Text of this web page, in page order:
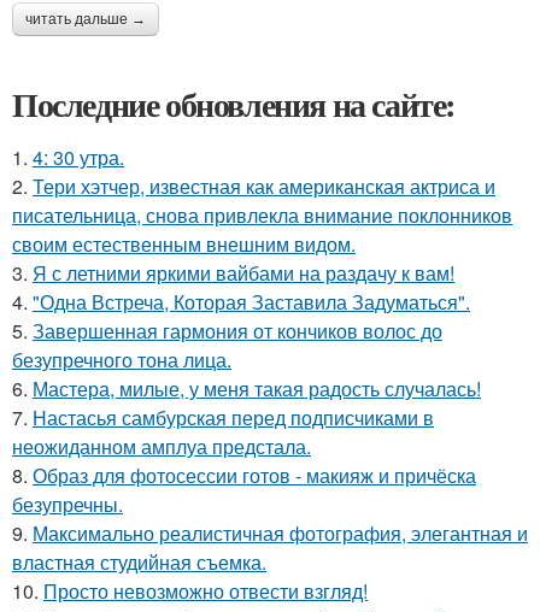
читать дальше →
Последние обновления на сайте:
1. 4: 30 утра.
2. Тери хэтчер, известная как американская актриса и
писательница, снова привлекла внимание поклонников
своим естественным внешним видом.
3. Я с летними яркими вайбами на раздачу к вам!
4. "Одна Встреча, Которая Заставила Задуматься".
5. Завершенная гармония от кончиков волос до
безупречного тона лица.
6. Мастера, милые, у меня такая радость случалась!
7. Настасья самбурская перед подписчиками в
неожиданном амплуа предстала.
8. Образ для фотосессии готов - макияж и причёска
безупречны.
9. Максимально реалистичная фотография, элегантная и
властная студийная съемка.
10. Просто невозможно отвести взгляд!